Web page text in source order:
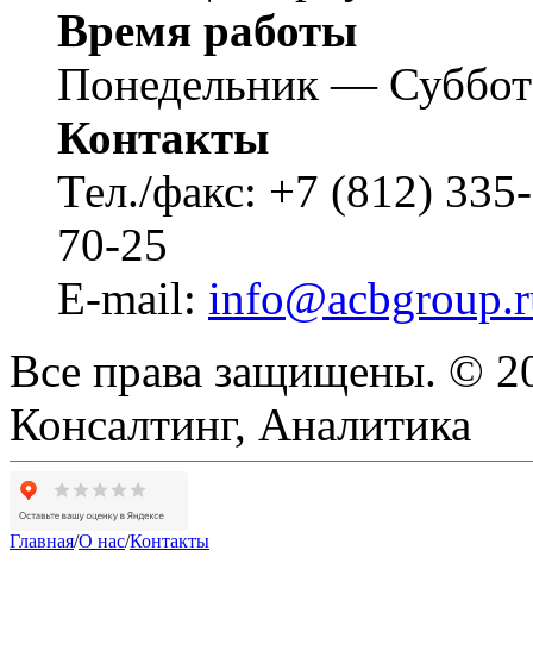
Время работы
Понедельник —
Контакты
Тел./факс: +7 (812)
70-25
E-mail:
Все права защищены. ©
Консалтинг, Аналитика
Главная/О нас/Контакты